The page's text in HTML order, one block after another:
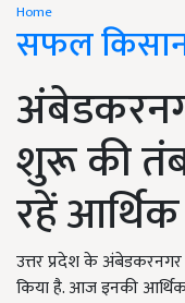
Home
सफल
शुरू की
रहें
उत्तर प्रदेश के
किया है. आज इनकी